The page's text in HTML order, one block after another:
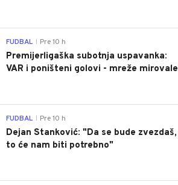
FUDBAL Pre 10 h
Premijerligaška subotnja uspavanka:
VAR i poništeni golovi - mreže mirovale
FUDBAL Pre 10 h
Dejan Stanković: "Da se bude zvezdaš,
to će nam biti potrebno"